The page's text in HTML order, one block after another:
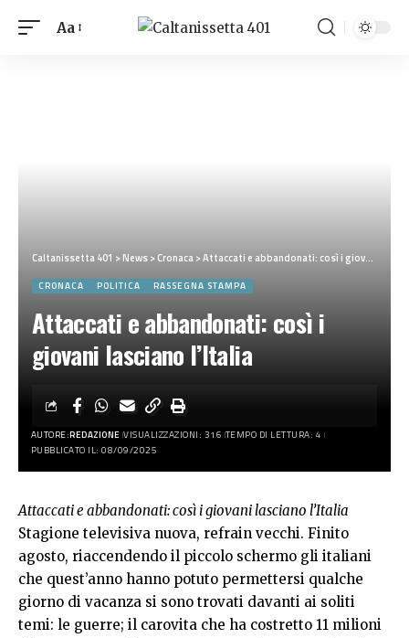
Aa
Caltanissetta 401 >News>Cronaca>Attaccati e abbandonati: così i giovani lasciano l’Italia
CRONACA POLITICA RASSEGNA STAMPA
Attaccati e abbandonati: così i
giovani lasciano l’Italia
AUTORE:REDAZIONE VISUALIZZAZIONI: 316 TEMPO DI LETTURA: 4
PUBBLICATO IL: 08/09/2025
Attaccati e abbandonati: così i giovani lasciano l’Italia
Stagione televisiva nuova, refrain vecchi. Finito
agosto, riaccendendo il piccolo schermo gli italiani
che quest’anno hanno potuto permettersi qualche
giorno di vacanza si sono trovati davanti ai soliti
temi: le guerre; il carovita che ha costretto 11 milioni